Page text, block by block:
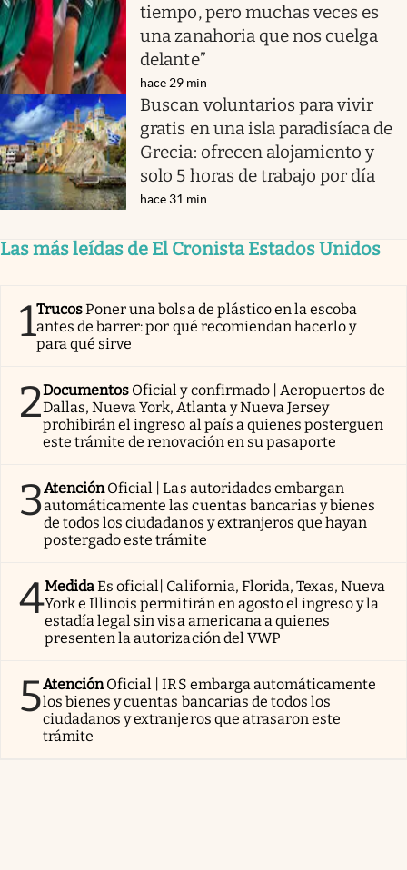
tiempo, pero muchas veces es
una zanahoria que nos cuelga
delante”
hace 29 min
Buscan voluntarios para vivir
gratis en una isla paradisíaca de
Grecia: ofrecen alojamiento y
solo 5 horas de trabajo por día
hace 31 min
Las más leídas de El Cronista Estados Unidos
1TrucosPoner una bolsa de plástico en la escoba
antes de barrer: por qué recomiendan hacerlo y
para qué sirve
2Documentos Oficial y confirmado | Aeropuertos de
Dallas, Nueva York, Atlanta y Nueva Jersey
prohibirán el ingreso al país a quienes posterguen
este trámite de renovación en su pasaporte
3AtenciónOficial | Las autoridades embargan
automáticamente las cuentas bancarias y bienes
de todos los ciudadanos y extranjeros que hayan
postergado este trámite
4MedidaEs oficial| California, Florida, Texas, Nueva
York e Illinois permitirán en agosto el ingreso y la
estadía legal sin visa americana a quienes
presenten la autorización del VWP
5AtenciónOficial | IRS embarga automáticamente
los bienes y cuentas bancarias de todos los
ciudadanos y extranjeros que atrasaron este
trámite